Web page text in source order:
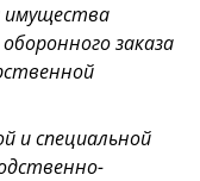
имущества
заказа
и специальной